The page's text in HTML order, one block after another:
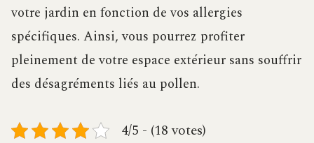
votre jardin en fonction de vos allergies
spécifiques. Ainsi, vous pourrez profiter
pleinement de votre espace extérieur sans souffrir
des désagréments liés au pollen.
4/5 - (18 votes)